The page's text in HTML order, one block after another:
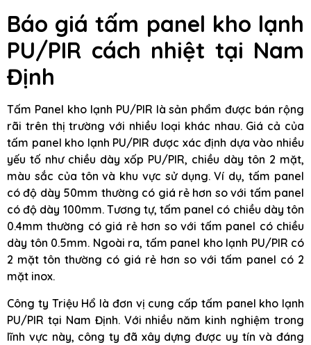
Báo giá tấm panel kho lạnh
PU/PIR cách nhiệt tại Nam
Định
Tấm Panel kho lạnh PU/PIR là sản phẩm được bán rộng
rãi trên thị trường với nhiều loại khác nhau. Giá cả của
tấm panel kho lạnh PU/PIR được xác định dựa vào nhiều
yếu tố như chiều dày xốp PU/PIR, chiều dày tôn 2 mặt,
màu sắc của tôn và khu vực sử dụng. Ví dụ, tấm panel
có độ dày 50mm thường có giá rẻ hơn so với tấm panel
có độ dày 100mm. Tương tự, tấm panel có chiều dày tôn
0.4mm thường có giá rẻ hơn so với tấm panel có chiều
dày tôn 0.5mm. Ngoài ra, tấm panel kho lạnh PU/PIR có
2 mặt tôn thường có giá rẻ hơn so với tấm panel có 2
mặt inox.
Công ty Triệu Hổ là đơn vị cung cấp tấm panel kho lạnh
PU/PIR tại Nam Định. Với nhiều năm kinh nghiệm trong
lĩnh vực này, công ty đã xây dựng được uy tín và đáng